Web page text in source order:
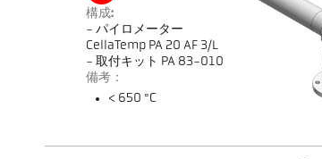
構成:
- パイロメーター
CellaTemp PA 20 AF 3/L
- 取付キット PA 83-010
備考：
< 650 °C